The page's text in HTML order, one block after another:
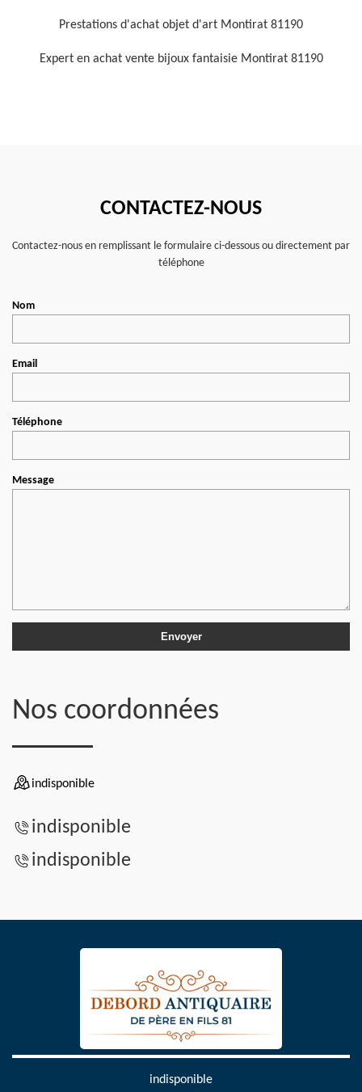
Prestations d'achat objet d'art Montirat 81190
Expert en achat vente bijoux fantaisie Montirat 81190
CONTACTEZ-NOUS
Contactez-nous en remplissant le formulaire ci-dessous ou directement par
téléphone
Nom
Email
Téléphone
Message
Nos coordonnées
indisponible
indisponible
indisponible
indisponible